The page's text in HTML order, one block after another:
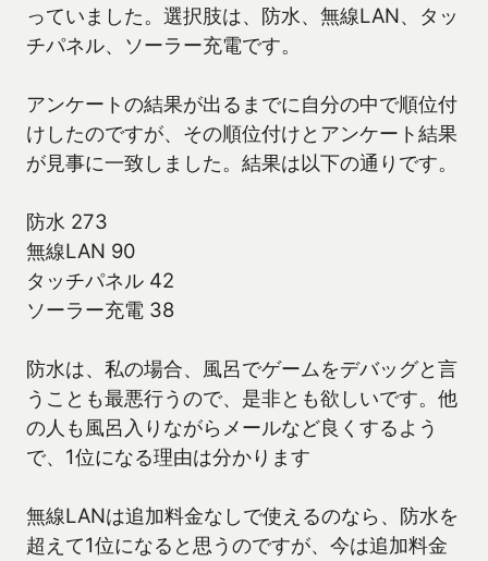
っていました。選択肢は、防水、無線LAN、タッ
チパネル、ソーラー充電です。
アンケートの結果が出るまでに自分の中で順位付
けしたのですが、その順位付けとアンケート結果
が見事に一致しました。結果は以下の通りです。
防水 273
無線LAN 90
タッチパネル 42
ソーラー充電 38
防水は、私の場合、風呂でゲームをデバッグと言
うことも最悪行うので、是非とも欲しいです。他
の人も風呂入りながらメールなど良くするよう
で、1位になる理由は分かります
無線LANは追加料金なしで使えるのなら、防水を
超えて1位になると思うのですが、今は追加料金